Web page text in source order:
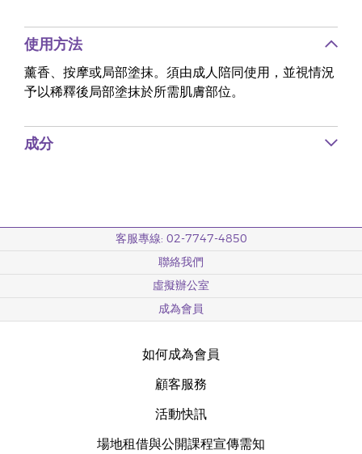
使用方法
薰香、按摩或局部塗抹。須由成人陪同使用，並視情況
予以稀釋後局部塗抹於所需肌膚部位。
成分
客服專線: 02-7747-4850
聯絡我們
虛擬辦公室
成為會員
如何成為會員
顧客服務
活動快訊
場地租借與公開課程宣傳需知